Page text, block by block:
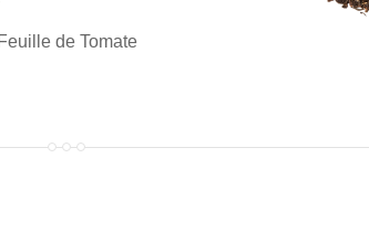
Feuille de Tomate